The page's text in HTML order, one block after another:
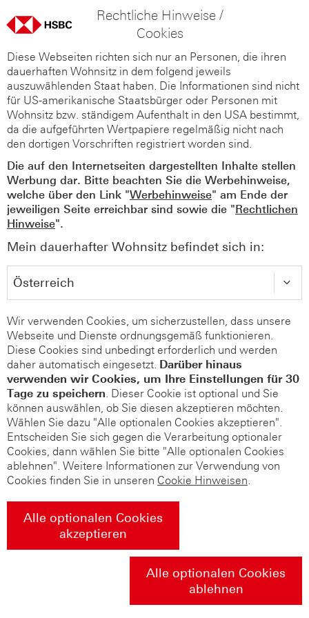
Rechtliche Hinweise /
Cookies
Diese Webseiten richten sich nur an Personen, die ihren
dauerhaften Wohnsitz in dem folgend jeweils
auszuwählenden Staat haben. Die Informationen sind nicht
für US-amerikanische Staatsbürger oder Personen mit
Wohnsitz bzw. ständigem Aufenthalt in den USA bestimmt,
da die aufgeführten Wertpapiere regelmäßig nicht nach
den dortigen Vorschriften registriert worden sind.
Die auf den Internetseiten dargestellten Inhalte stellen
Werbung dar. Bitte beachten Sie die Werbehinweise,
welche über den Link "Werbehinweise" am Ende der
jeweiligen Seite erreichbar sind sowie die "Rechtlichen
Hinweise".
Mein dauerhafter Wohnsitz befindet sich in:
Wir verwenden Cookies, um sicherzustellen, dass unsere
Webseite und Dienste ordnungsgemäß funktionieren.
Diese Cookies sind unbedingt erforderlich und werden
daher automatisch eingesetzt. Darüber hinaus
verwenden wir Cookies, um Ihre Einstellungen für 30
Tage zu speichern. Dieser Cookie ist optional und Sie
können auswählen, ob Sie diesen akzeptieren möchten.
Wählen Sie dazu "Alle optionalen Cookies akzeptieren".
Entscheiden Sie sich gegen die Verarbeitung optionaler
Cookies, dann wählen Sie bitte "Alle optionalen Cookies
ablehnen". Weitere Informationen zur Verwendung von
Cookies finden Sie in unseren Cookie Hinweisen.
Alle optionalen Cookies
akzeptieren
Alle optionalen Cookies
ablehnen